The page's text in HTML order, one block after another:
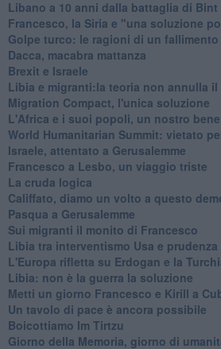
Libano a 10 anni dalla battaglia di Bint
Francesco, la Siria e "una soluzione
Golpe turco: le ragioni di un fallimento
Dacca, macabra mattanza
Brexit e Israele
Libia e migranti:la teoria non annulla il
Migration Compact, l'unica soluzione
L'Africa e i suoi popoli, un nostro
World Humanitarian Summit: vietato
Israele, attentato a Gerusalemme
Francesco a Lesbo, un viaggio triste
La cruda logica
Califfato, diamo un volto a questo
Pasqua a Gerusalemme
Sui migranti il monito di Francesco
Libia tra interventismo Usa e prudenza
L'Europa rifletta su Erdogan e la
Libia: non è la guerra la soluzione
Metti un giorno Francesco e Kirill a
Un tavolo di pace è ancora possibile
Boicottiamo Im Tirtzu
Giorno della Memoria, giorno di